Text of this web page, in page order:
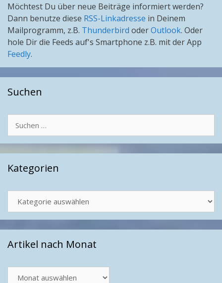
Möchtest Du über neue Beiträge informiert werden?
Dann benutze diese RSS-Linkadresse in Deinem
Mailprogramm, z.B. Thunderbird oderOutlook. Oder
hole Dir die Feeds auf's Smartphone z.B. mit der App
Feedly.
Suchen
nach:
Kategorien
Artikel nach Monat